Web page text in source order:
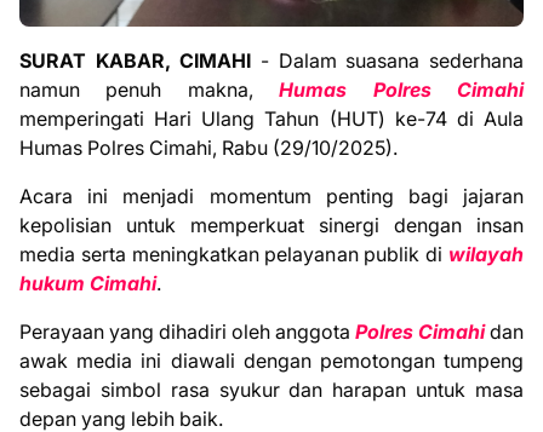
SURAT KABAR, CIMAHI - Dalam suasana sederhana
namun penuh makna,Humas Polres Cimahi
memperingati Hari Ulang Tahun (HUT) ke-74 di Aula
Humas Polres Cimahi, Rabu (29/10/2025).
Acara ini menjadi momentum penting bagi jajaran
kepolisian untuk memperkuat sinergi dengan insan
media serta meningkatkan pelayanan publik di wilayah
hukum Cimahi.
Perayaan yang dihadiri oleh anggota Polres Cimahidan
awak media ini diawali dengan pemotongan tumpeng
sebagai simbol rasa syukur dan harapan untuk masa
depan yang lebih baik.